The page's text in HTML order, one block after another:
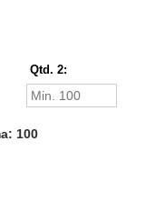
Qtd. 2:
100